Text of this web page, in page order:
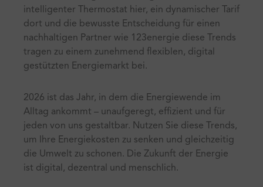
intelligenter Thermostat hier, ein dynamischer Tarif
dort und die bewusste Entscheidung für einen
nachhaltigen Partner wie 123energie diese Trends
tragen zu einem zunehmend flexiblen, digital
gestützten Energiemarkt bei.
2026 ist das Jahr, in dem die Energiewende im
Alltag ankommt – unaufgeregt, effizient und für
jeden von uns gestaltbar. Nutzen Sie diese Trends,
um Ihre Energiekosten zu senken und gleichzeitig
die Umwelt zu schonen. Die Zukunft der Energie
ist digital, dezentral und menschlich.